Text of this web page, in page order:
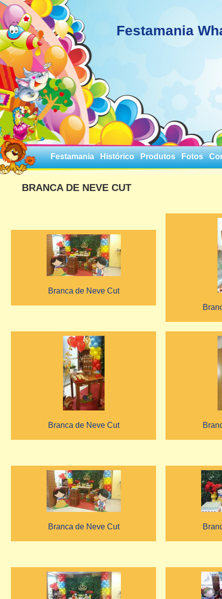
Festamania
Festamania Histórico Produtos Fotos
BRANCA DE NEVE CUT
Branca de Neve Cut
Branca de Neve Cut
Branca de Neve Cut